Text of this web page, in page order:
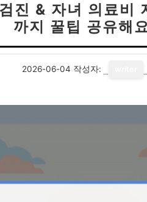
진 & 자녀 의료비
까지 꿀팁 공유해
2026-06-04 작성자: